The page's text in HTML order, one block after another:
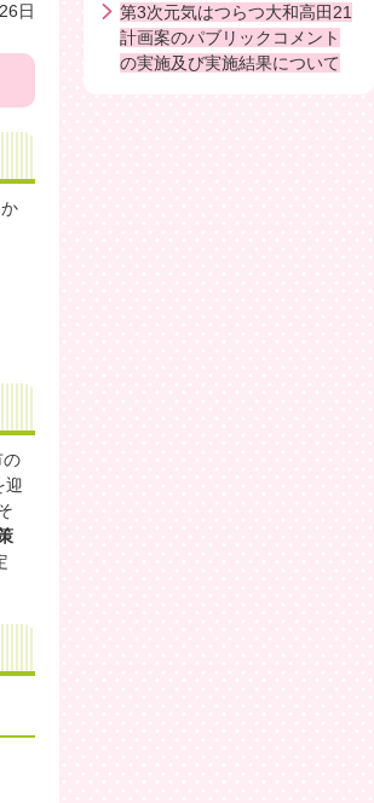
日
の
迎
第3次元気はつらつ大和高田21
計画案のパブリックコメント
の実施及び実施結果について